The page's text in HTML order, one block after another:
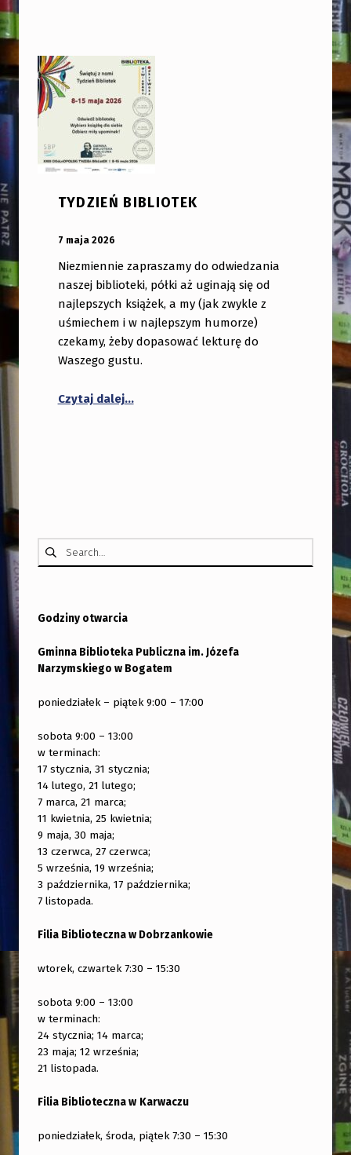
TYDZIEŃ BIBLIOTEK
7 maja 2026
Niezmiennie zapraszamy do odwiedzania
naszej biblioteki, półki aż uginają się od
najlepszych książek, a my (jak zwykle z
uśmiechem i w najlepszym humorze)
czekamy, żeby dopasować lekturę do
Waszego gustu.
Czytaj dalej…
Szukaj:
Godziny otwarcia
Gminna Biblioteka Publiczna im. Józefa
Narzymskiego w Bogatem
poniedziałek – piątek 9:00 – 17:00
sobota 9:00 – 13:00
w terminach:
17 stycznia, 31 stycznia;
14 lutego, 21 lutego;
7 marca, 21 marca;
11 kwietnia, 25 kwietnia;
9 maja, 30 maja;
13 czerwca, 27 czerwca;
5 września, 19 września;
3 października, 17 października;
7 listopada.
Filia Biblioteczna w Dobrzankowie
wtorek, czwartek 7:30 – 15:30
sobota 9:00 – 13:00
w terminach:
24 stycznia; 14 marca;
23 maja; 12 września;
21 listopada.
Filia Biblioteczna w Karwaczu
poniedziałek, środa, piątek 7:30 – 15:30